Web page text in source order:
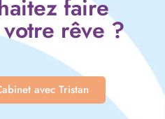
faire
rêve ?
avec Tristan